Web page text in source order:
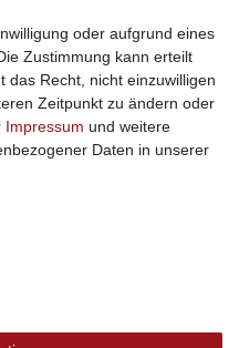
SSL Verschlüsselung
oder aufgrund eines
Zustimmung kann erteilt
das Recht, nicht einzuwilligen
Zeitpunkt zu ändern oder
Impressum und weitere
Daten in unserer